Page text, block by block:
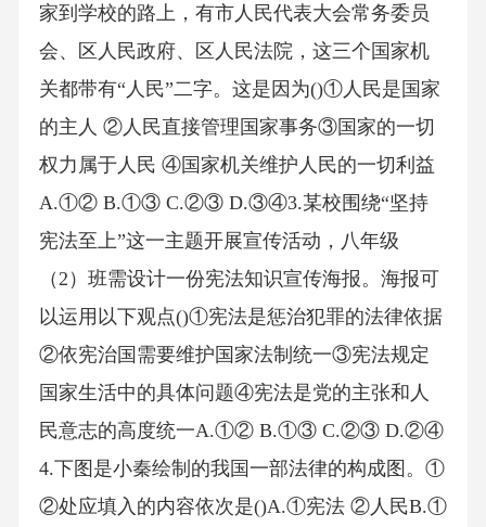
家到学校的路上，有市人民代表大会常务委员
会、区人民政府、区人民法院，这三个国家机
关都带有“人民”二字。这是因为()①人民是国家
的主人 ②人民直接管理国家事务③国家的一切
权力属于人民 ④国家机关维护人民的一切利益
A.①② B.①③ C.②③ D.③④3.某校围绕“坚持
宪法至上”这一主题开展宣传活动，八年级
（2）班需设计一份宪法知识宣传海报。海报可
以运用以下观点()①宪法是惩治犯罪的法律依据
②依宪治国需要维护国家法制统一③宪法规定
国家生活中的具体问题④宪法是党的主张和人
民意志的高度统一A.①② B.①③ C.②③ D.②④
4.下图是小秦绘制的我国一部法律的构成图。①
②处应填入的内容依次是()A.①宪法 ②人民B.①